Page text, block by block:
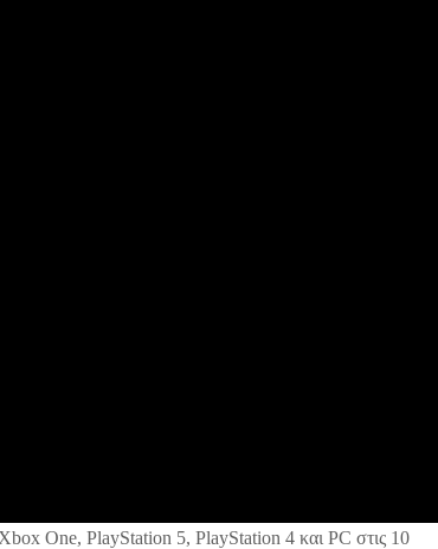
One, PlayStation 5, PlayStation 4 και PC στις 10